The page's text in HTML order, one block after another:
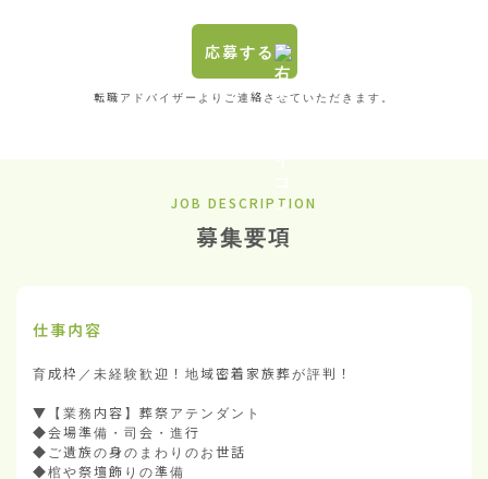
応募する
転職アドバイザーよりご連絡させていただきます。
JOB DESCRIPTION
募集要項
仕事内容
育成枠／未経験歓迎！地域密着家族葬が評判！
▼【業務内容】葬祭アテンダント
◆会場準備・司会・進行
◆ご遺族の身のまわりのお世話
◆棺や祭壇飾りの準備